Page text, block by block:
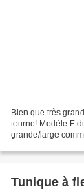
Bien que très
tourne! Modèle E
grande/large
Tunique à